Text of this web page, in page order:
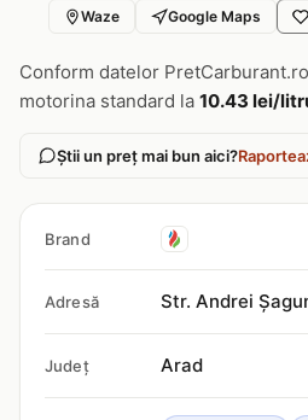
Waze Google Maps
Conform datelor
motorina standard la 10.43 lei/
Știi un preț mai bun aici?
Brand
Adresă Str. Andrei
Județ Arad